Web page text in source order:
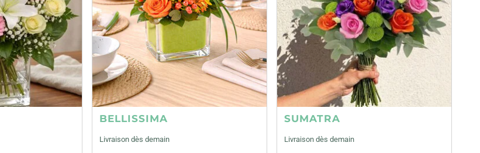
BELLISSIMA
Livraison dès demain
SUMATRA
Livraison dès demain